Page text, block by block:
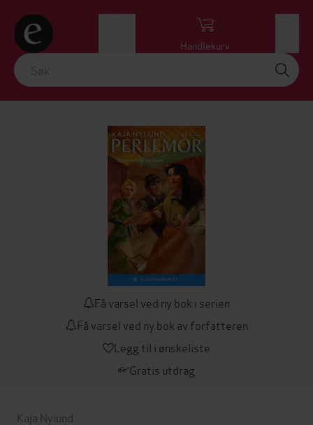
Handlekurv
Få varsel ved ny bok i serien
Få varsel ved ny bok av forfatteren
Legg til i ønskeliste
Gratis utdrag
Kaja Nylund